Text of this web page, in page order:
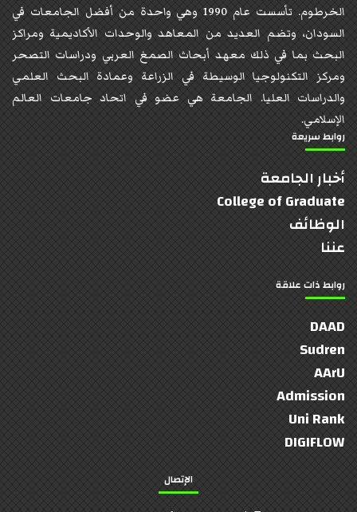
الخرطوم. تأسست عام 1990 وهي واحدة من أفضل الجامعات في
السودان، وتضم العديد من المعاهد والوحدات الأكاديمية ومراكز
البحث بما في ذلك معهد أبحاث الصمغ العربي ودراسات التصحر
ومركز التكنولوجيا الوسيطة في الزراعة وعمادة البحث العلمي
والدراسات العليا. الجامعة هي عضو في اتحاد جامعات العالم
الإسلامي.
روابط سريعة
أخبار الجامعة
College of Graduate
الوظائف
عننا
روابط ذات علاقة
DAAD
Sudren
AArU
Admission
Uni Rank
DIGIFLOW
الإتصال